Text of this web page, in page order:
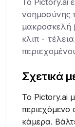
Το Pictory.ai
νοημοσύνης
μακροσκελή
κλιπ -
Σχετικά
Το Pictory.ai
περιεχόμενο
κάμερα.